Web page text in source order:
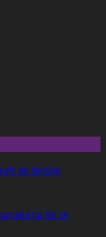
de librărie
lui 66 se